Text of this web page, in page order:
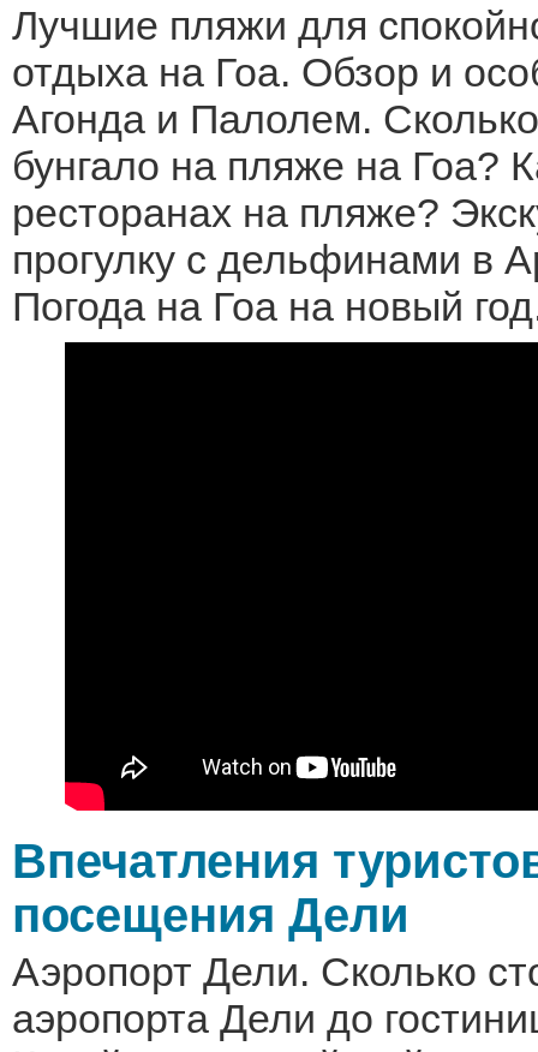
Лучшие пляжи для
отдыха на Гоа. Обзор и
Агонда и Палолем.
бунгало на пляже на Гоа?
ресторанах на пляже?
прогулку с дельфинами в
Погода на Гоа на новый
Впечатления
посещения Дели
Аэропорт Дели. Сколько
аэропорта Дели до